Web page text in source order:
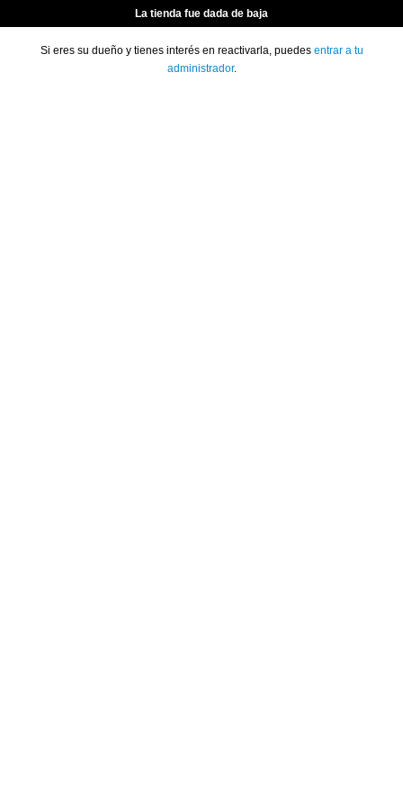
La tienda fue dada de baja
Si eres su dueño y tienes interés en reactivarla, puedes entrar a tu
administrador.